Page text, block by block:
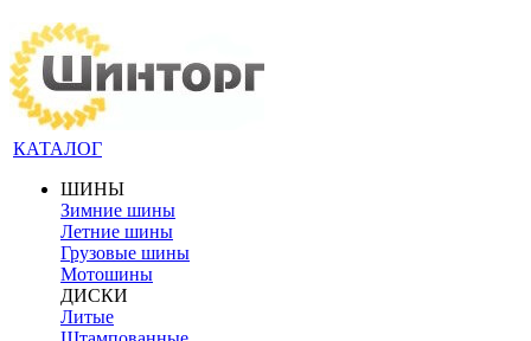
КАТАЛОГ
ШИНЫ
Зимние шины
Летние шины
Грузовые шины
Мотошины
ДИСКИ
Литые